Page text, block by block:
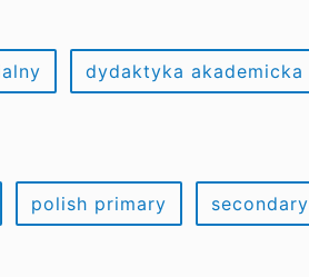
dydaktyka akademicka
polish primary secondary